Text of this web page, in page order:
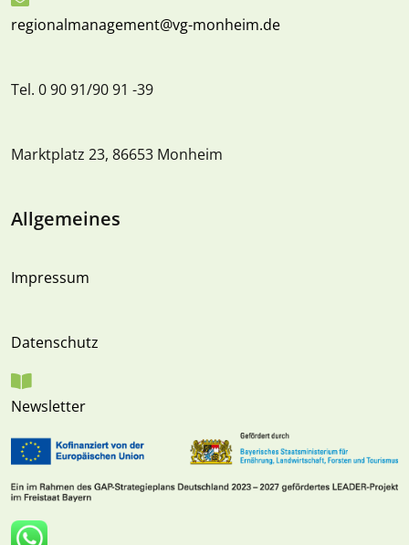
regionalmanagement@vg-monheim.de
Tel. 0 90 91/90 91 -39
Marktplatz 23, 86653 Monheim
Allgemeines
Impressum
Datenschutz
Newsletter